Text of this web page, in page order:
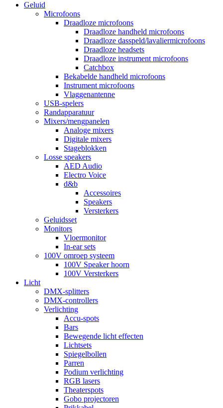
Geluid
Microfoons
Draadloze microfoons
Draadloze handheld microfoons
Draadloze dasspeld/lavaliermicrofoons
Draadloze headsets
Draadloze instrument microfoons
Catchbox
Bekabelde handheld microfoons
Instrument microfoons
Vlaggenantenne
USB-spelers
Randapparatuur
Mixers/mengpanelen
Analoge mixers
Digitale mixers
Stageblokken
Losse speakers
AED Audio
Electro Voice
d&b
Accessoires
Speakers
Versterkers
Geluidsset
Monitors
Vloermonitor
In-ear sets
100V omroep systeem
100V Speaker hoorn
100V Versterkers
Licht
DMX-splitters
DMX-controllers
Verlichting
Accu-spots
Bars
Bewegende licht effecten
Lichtsets
Spiegelbollen
Parren
Podium verlichting
RGB lasers
Theaterspots
Gobo projectoren